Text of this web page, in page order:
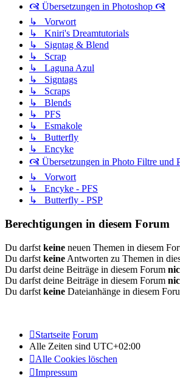
🙧 Übersetzungen in Photoshop 🙧
↳ Vorwort
↳ Kniri's Dreamtutorials
↳ Signtag & Blend
↳ Scrap
↳ Laguna Azul
↳ Signtags
↳ Scraps
↳ Blends
↳ PFS
↳ Esmakole
↳ Butterfly
↳ Encyke
🙧 Übersetzungen in Photo Filtre und
↳ Vorwort
↳ Encyke - PFS
↳ Butterfly - PSP
Berechtigungen in diesem Forum
Du darfst keine neuen Themen in diesem
Du darfst keine Antworten zu Themen in
Du darfst deine Beiträge in diesem Forum
Du darfst deine Beiträge in diesem Forum
Du darfst keine Dateianhänge in diesem
Startseite Forum
Alle Zeiten sind UTC+02:00
Alle Cookies löschen
Impressum